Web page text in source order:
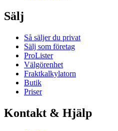
Sälj
Så säljer du privat
Sälj som företag
ProLister
Välgörenhet
Fraktkalkylatorn
Butik
Priser
Kontakt & Hjälp